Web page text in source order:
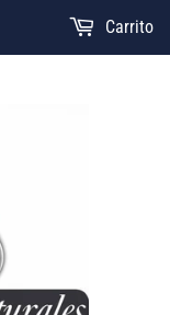
Carrito